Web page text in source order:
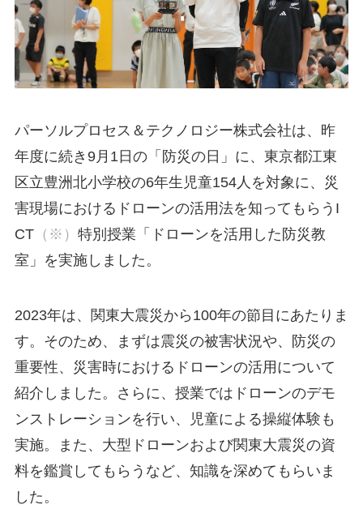
パーソルプロセス＆テクノロジー株式会社は、昨
年度に続き9月1日の「防災の日」に、東京都江東
区立豊洲北小学校の6年生児童154人を対象に、災
害現場におけるドローンの活用法を知ってもらうI
CT（※） 特別授業「ドローンを活用した防災教
室」を実施しました。
2023年は、関東大震災から100年の節目にあたりま
す。そのため、まずは震災の被害状況や、防災の
重要性、災害時におけるドローンの活用について
紹介しました。さらに、授業ではドローンのデモ
ンストレーションを行い、児童による操縦体験も
実施。また、大型ドローンおよび関東大震災の資
料を鑑賞してもらうなど、知識を深めてもらいま
した。